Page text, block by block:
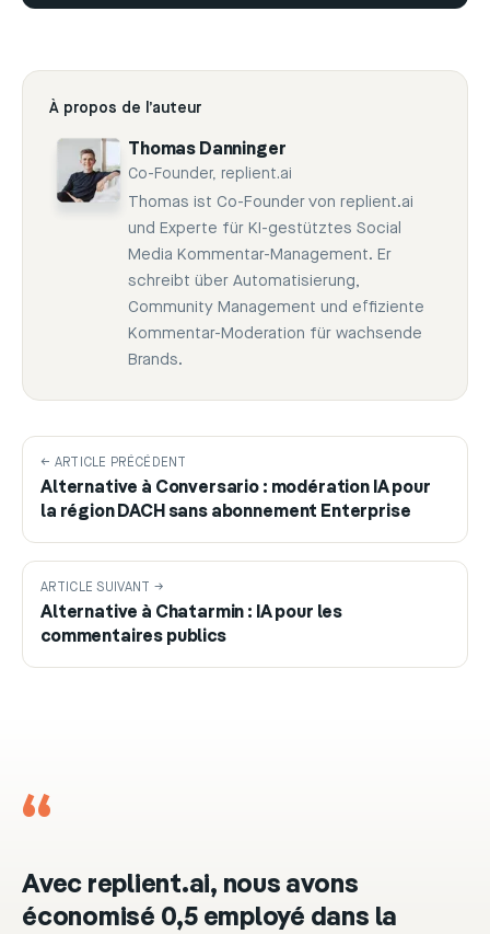
À propos de l’auteur
Thomas Danninger
Co-Founder, replient.ai
Thomas ist Co-Founder von replient.ai
und Experte für KI-gestütztes Social
Media Kommentar-Management. Er
schreibt über Automatisierung,
Community Management und effiziente
Kommentar-Moderation für wachsende
Brands.
← ARTICLE PRÉCÉDENT
Alternative à Conversario : modération IA pour
la région DACH sans abonnement Enterprise
ARTICLE SUIVANT →
Alternative à Chatarmin : IA pour les
commentaires publics
“
Avec replient.ai, nous avons
économisé 0,5 employé dans la